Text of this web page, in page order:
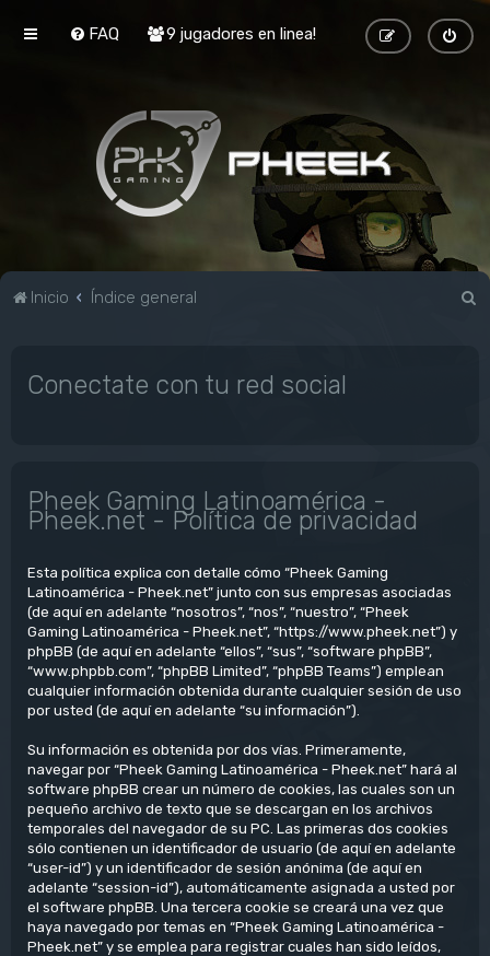
FAQ 9 jugadores en linea!
Inicio Índice general
Conectate con tu red social
Pheek Gaming Latinoamérica -
Pheek.net - Política de privacidad
Esta política explica con detalle cómo “Pheek Gaming
Latinoamérica - Pheek.net” junto con sus empresas asociadas
(de aquí en adelante “nosotros”, “nos”, “nuestro”, “Pheek
Gaming Latinoamérica - Pheek.net”, “https://www.pheek.net”) y
phpBB (de aquí en adelante “ellos”, “sus”, “software phpBB”,
“www.phpbb.com”, “phpBB Limited”, “phpBB Teams”) emplean
cualquier información obtenida durante cualquier sesión de uso
por usted (de aquí en adelante “su información”).
Su información es obtenida por dos vías. Primeramente,
navegar por “Pheek Gaming Latinoamérica - Pheek.net” hará al
software phpBB crear un número de cookies, las cuales son un
pequeño archivo de texto que se descargan en los archivos
temporales del navegador de su PC. Las primeras dos cookies
sólo contienen un identificador de usuario (de aquí en adelante
“user-id”) y un identificador de sesión anónima (de aquí en
adelante “session-id”), automáticamente asignada a usted por
el software phpBB. Una tercera cookie se creará una vez que
haya navegado por temas en “Pheek Gaming Latinoamérica -
Pheek.net” y se emplea para registrar cuales han sido leídos,